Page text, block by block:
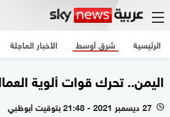
الرئيسية الأخبار العاجلة شرق أوسط
اليمن.. تحرك قوات ألوية
l 27 ديسمبر 2021 - 21:48 بتوقيت أبوظبي